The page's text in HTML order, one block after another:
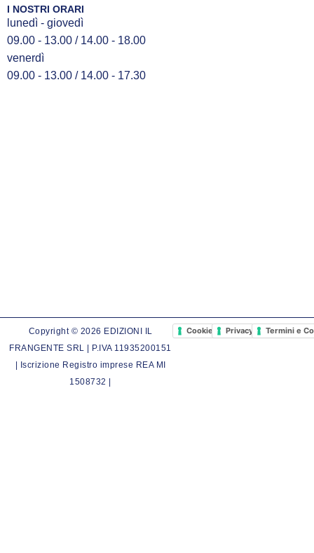
I NOSTRI ORARI
lunedì - giovedì
09.00 - 13.00 / 14.00 - 18.00
venerdì
09.00 - 13.00 / 14.00 - 17.30
Copyright © 2026 EDIZIONI IL
FRANGENTE SRL | P.IVA 11935200151
| Iscrizione Registro imprese REA MI
1508732 |
Cookie PolicyPrivacy PolicyTermini e